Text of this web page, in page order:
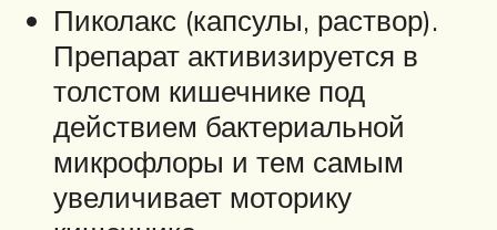
Пиколакс (капсулы, раствор).
Препарат активизируется в
толстом кишечнике под
действием бактериальной
микрофлоры и тем самым
увеличивает моторику